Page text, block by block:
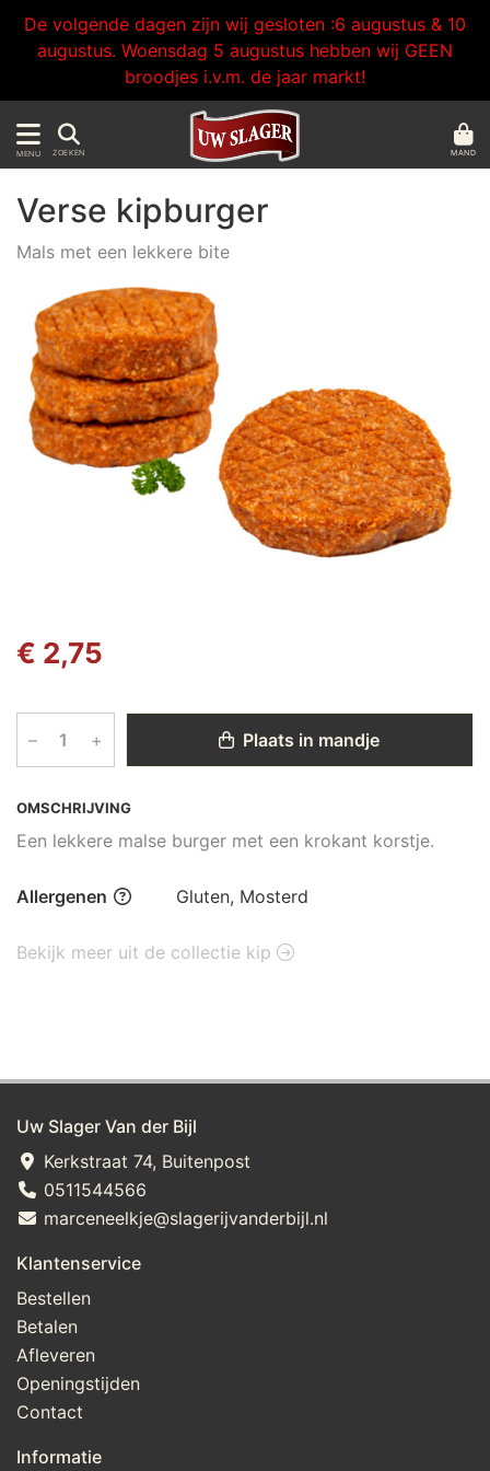
De volgende dagen zijn wij gesloten :6 augustus & 10
augustus. Woensdag 5 augustus hebben wij GEEN
broodjes i.v.m. de jaar markt!
MENU ZOEKEN MAND
OMSCHRIJVING
Een lekkere malse burger met een krokant korstje.
Verse kipburger
Mals met een lekkere bite
€ 2,75
– + Plaats in mandje
Allergenen Gluten, Mosterd
Bekijk meer uit de collectie kip
Uw Slager Van der Bijl
Kerkstraat 74, Buitenpost
0511544566
marceneelkje@slagerijvanderbijl.nl
Klantenservice
Bestellen
Betalen
Afleveren
Openingstijden
Contact
Informatie